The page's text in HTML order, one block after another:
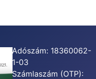
Adószám: 18360062-
1-03
Számlaszám (OTP):